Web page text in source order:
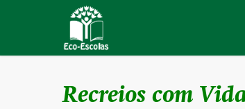
Recreios com